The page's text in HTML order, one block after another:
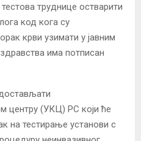
труднице остварити
код кога су
крви узимати у јавним
има потписан
центру (УКЦ) РС који ће
на тестирање установи с